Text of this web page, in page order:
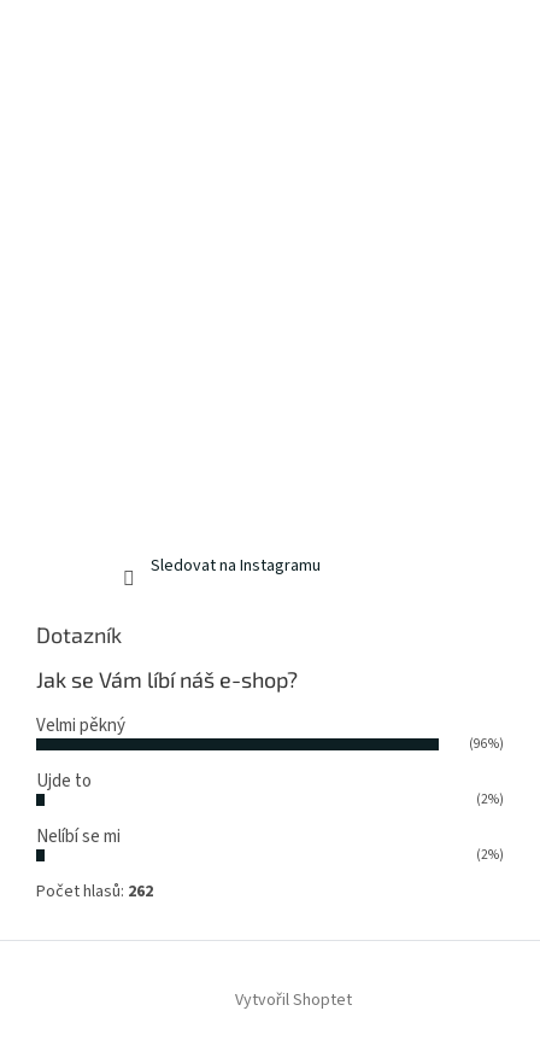
Sledovat na Instagramu
Dotazník
Jak se Vám líbí náš e-shop?
Velmi pěkný
(96%)
Ujde to
(2%)
Nelíbí se mi
(2%)
Počet hlasů: 262
Vytvořil Shoptet